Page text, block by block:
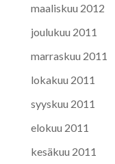
maaliskuu 2012
joulukuu 2011
marraskuu 2011
lokakuu 2011
syyskuu 2011
elokuu 2011
kesäkuu 2011